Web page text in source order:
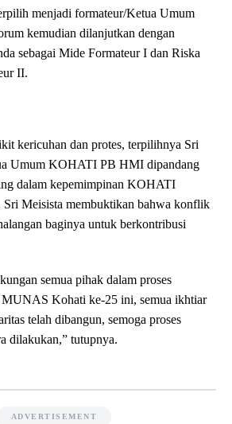
menjadi formateur/Ketua Umum
kemudian dilanjutkan dengan
sebagai Mide Formateur I dan Riska
II.
kericuhan dan protes, terpilihnya Sri
Umum KOHATI PB HMI dipandang
dalam kepemimpinan KOHATI
Sri Meisista membuktikan bahwa konflik
baginya untuk berkontribusi
semua pihak dalam proses
MUNAS Kohati ke-25 ini, semua ikhtiar
telah dibangun, semoga proses
dilakukan,” tutupnya.
ADVERTISEMENT